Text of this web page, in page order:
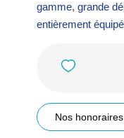
gamme, grande
entièrement
Nos honoraires